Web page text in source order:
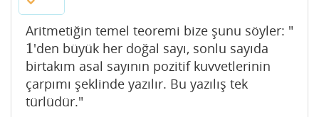
Aritmetiğin temel teoremi bize şunu söyler: "
1
1'den büyük her doğal sayı, sonlu sayıda
birtakım asal sayının pozitif kuvvetlerinin
çarpımı şeklinde yazılır. Bu yazılış tek
türlüdür."